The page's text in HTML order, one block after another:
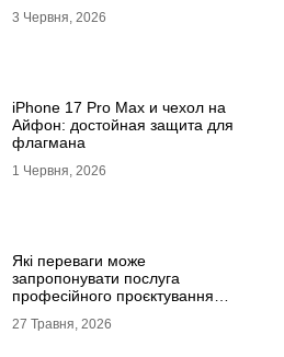
3 Червня, 2026
iPhone 17 Pro Max и чехол на
Айфон: достойная защита для
флагмана
1 Червня, 2026
Які переваги може
запропонувати послуга
професійного проєктування
27 Травня, 2026